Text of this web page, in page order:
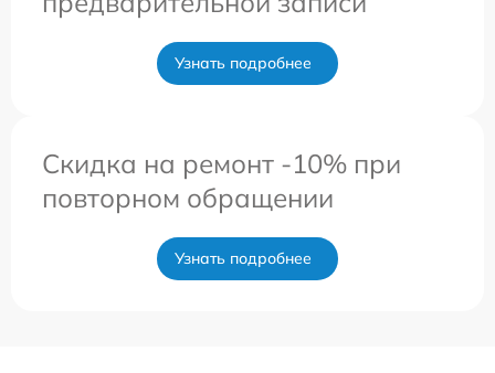
Узнать подробнее
Скидка на ремонт -10% при
повторном обращении
Узнать подробнее